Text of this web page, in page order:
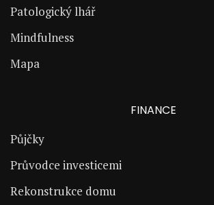
Patologický lhář
Mindfulness
Mapa
FINANCE
Půjčky
Průvodce investicemi
Rekonstrukce domu